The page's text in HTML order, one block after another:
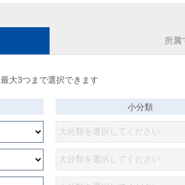
所属
最大3つまで選択できます
小分類